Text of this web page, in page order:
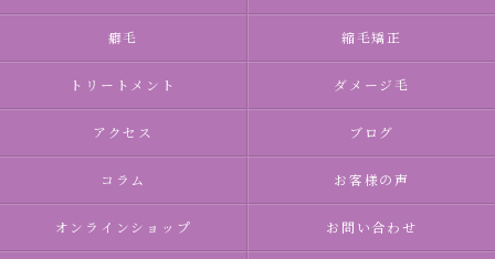
癖毛 縮毛矯正
トリートメント ダメージ毛
アクセス ブログ
コラム お客様の声
オンラインショップ お問い合わせ